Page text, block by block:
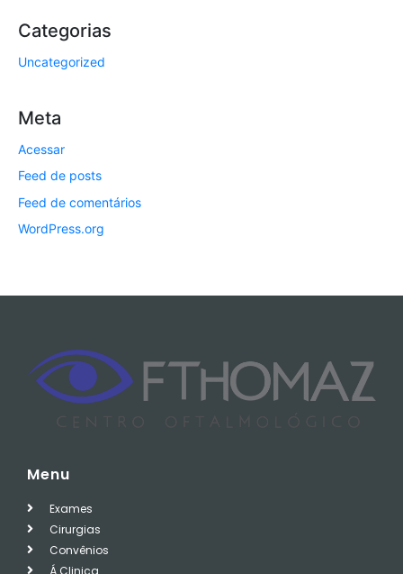
Categorias
Uncategorized
Meta
Acessar
Feed de posts
Feed de comentários
WordPress.org
Menu
Exames
Cirurgias
Convênios
Á Clinica